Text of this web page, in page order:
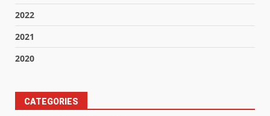
2022
2021
2020
CATEGORIES